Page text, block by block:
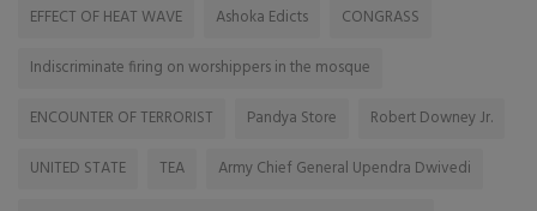
EFFECT OF HEAT WAVE Ashoka Edicts
CONGRASS
Indiscriminate firing on worshippers in the mosque
ENCOUNTER OF TERRORIST
Pandya Store
Robert Downey Jr.
UNITED STATE
TEA
Army Chief General Upendra Dwivedi